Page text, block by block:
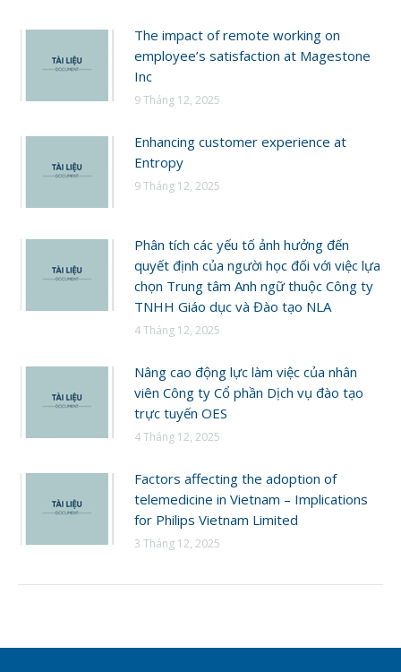
The impact of remote working on
employee’s satisfaction at Magestone
Inc
9 Tháng 12, 2025
Enhancing customer experience at
Entropy
9 Tháng 12, 2025
Phân tích các yếu tố ảnh hưởng đến
quyết định của người học đối với việc lựa
chọn Trung tâm Anh ngữ thuộc Công ty
TNHH Giáo dục và Đào tạo NLA
4 Tháng 12, 2025
Nâng cao động lực làm việc của nhân
viên Công ty Cổ phần Dịch vụ đào tạo
trực tuyến OES
4 Tháng 12, 2025
Factors affecting the adoption of
telemedicine in Vietnam – Implications
for Philips Vietnam Limited
3 Tháng 12, 2025